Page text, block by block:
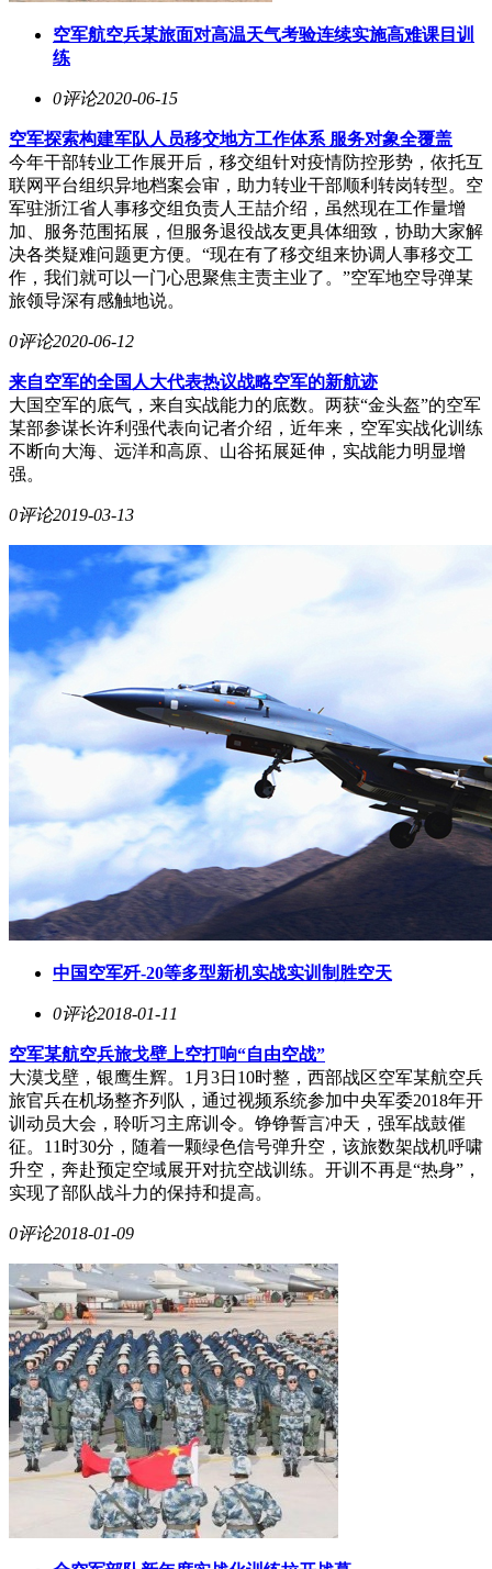
空军航空兵某旅面对高温天气考验连续实施高难课目训
练
0评论2020-06-15
空军探索构建军队人员移交地方工作体系 服务对象全覆盖
今年干部转业工作展开后，移交组针对疫情防控形势，依托互
联网平台组织异地档案会审，助力转业干部顺利转岗转型。空
军驻浙江省人事移交组负责人王喆介绍，虽然现在工作量增
加、服务范围拓展，但服务退役战友更具体细致，协助大家解
决各类疑难问题更方便。“现在有了移交组来协调人事移交工
作，我们就可以一门心思聚焦主责主业了。”空军地空导弹某
旅领导深有感触地说。
0评论2020-06-12
来自空军的全国人大代表热议战略空军的新航迹
大国空军的底气，来自实战能力的底数。两获“金头盔”的空军
某部参谋长许利强代表向记者介绍，近年来，空军实战化训练
不断向大海、远洋和高原、山谷拓展延伸，实战能力明显增
强。
0评论2019-03-13
中国空军歼-20等多型新机实战实训制胜空天
0评论2018-01-11
空军某航空兵旅戈壁上空打响“自由空战”
大漠戈壁，银鹰生辉。1月3日10时整，西部战区空军某航空兵
旅官兵在机场整齐列队，通过视频系统参加中央军委2018年开
训动员大会，聆听习主席训令。铮铮誓言冲天，强军战鼓催
征。11时30分，随着一颗绿色信号弹升空，该旅数架战机呼啸
升空，奔赴预定空域展开对抗空战训练。开训不再是“热身”，
实现了部队战斗力的保持和提高。
0评论2018-01-09